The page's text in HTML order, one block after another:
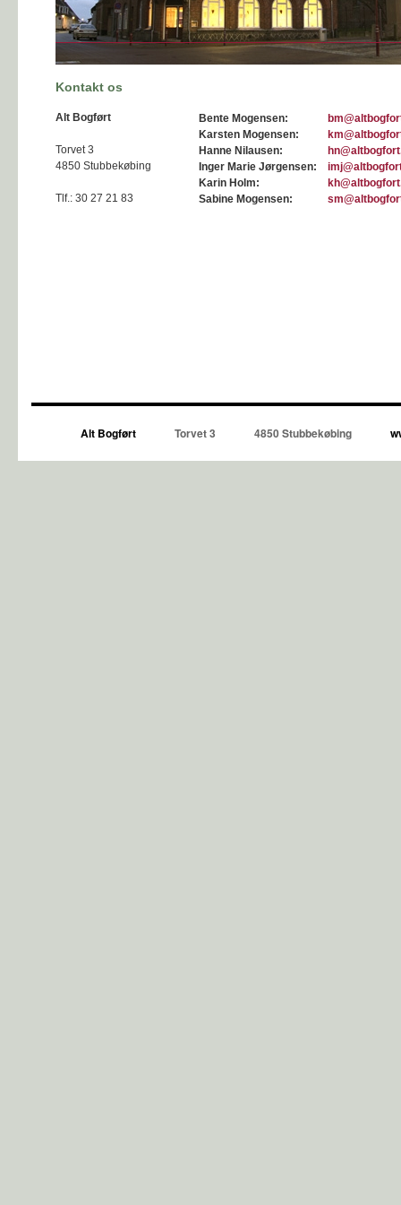
Kontakt os
Alt Bogført
Torvet 3
4850 Stubbekøbing
Tlf.: 30 27 21 83
Bente Mogensen:
Karsten Mogensen:
Hanne Nilausen:
Inger Marie Jørgensen:
Karin Holm:
kh
Sabine Mogensen:
Alt Bogført Torvet 3 4850 Stubbekøbing